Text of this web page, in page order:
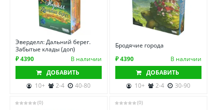
Эверделл: Дальний берег.
Забытые клады (доп)
₽ 4390
В наличии
ДОБАВИТЬ
10+
2-4 40-80
Бродячие города
₽ 4390
В наличии
ДОБАВИТЬ
10+
2-4 30-90
(0) (0)